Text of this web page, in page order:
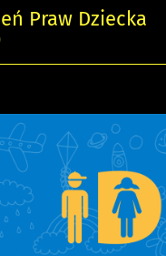
Praw Dziecka